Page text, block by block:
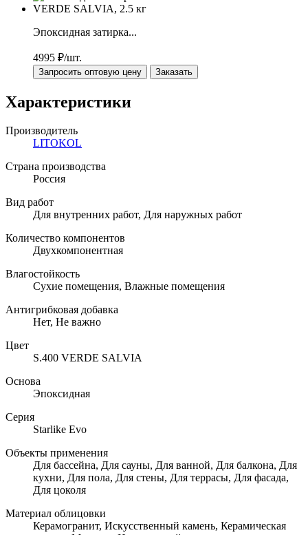
Эпоксидная затирка...
4995 ₽/шт.
Запросить оптовую цену Заказать
Характеристики
Производитель
LITOKOL
Страна производства
Россия
Вид работ
Для внутренних работ, Для наружных работ
Количество компонентов
Двухкомпонентная
Влагостойкость
Сухие помещения, Влажные помещения
Антигрибковая добавка
Нет, Не важно
Цвет
S.400 VERDE SALVIA
Основа
Эпоксидная
Серия
Starlike Evo
Объекты применения
Для бассейна, Для сауны, Для ванной, Для балкона, Для
кухни, Для пола, Для стены, Для террасы, Для фасада,
Для цоколя
Материал облицовки
Керамогранит, Искусственный камень, Керамическая